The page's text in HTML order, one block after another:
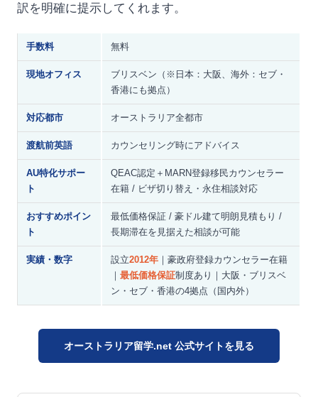
訳を明確に提示してくれます。
手数料 無料
現地オフィス
ブリスベン（※日本：大阪、海外：セブ・
香港にも拠点）
対応都市 オーストラリア全都市
渡航前英語 カウンセリング時にアドバイス
AU特化サポー
ト
QEAC認定＋MARN登録移民カウンセラー
在籍 / ビザ切り替え・永住相談対応
おすすめポイン
ト
最低価格保証 / 豪ドル建て明朗見積もり /
長期滞在を見据えた相談が可能
実績・数字 設立2012年 ｜豪政府登録カウンセラー在籍
｜ 最低価格保証制度あり｜大阪・ブリスベ
ン・セブ・香港の4拠点（国内外）
オーストラリア留学.net 公式サイトを見る